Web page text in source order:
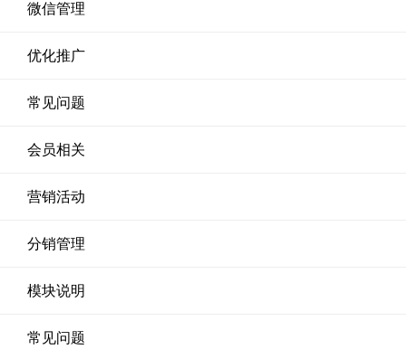
微信管理
优化推广
常见问题
会员相关
营销活动
分销管理
模块说明
常见问题